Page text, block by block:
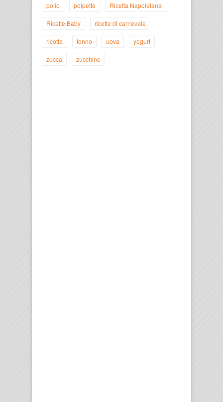
pollo polpette Ricetta Napoletana
Ricette Baby ricette di carnevale
ricotta tonno uova yogurt
zucca zucchine